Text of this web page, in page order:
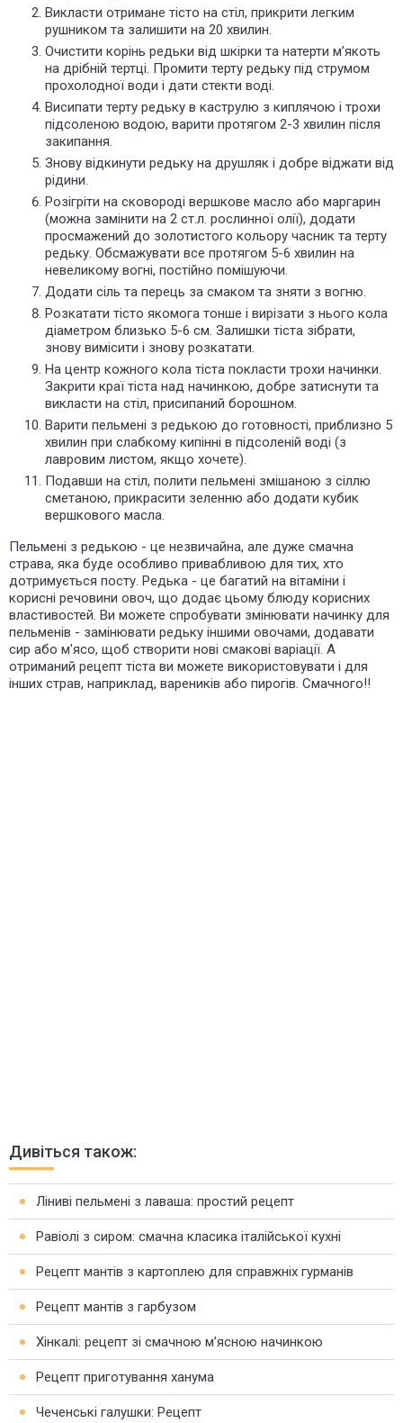
Викласти отримане тісто на стіл, прикрити легким
рушником та залишити на 20 хвилин.
Очистити корінь редьки від шкірки та натерти м’якоть
на дрібній тертці. Промити терту редьку під струмом
прохолодної води і дати стекти воді.
Висипати терту редьку в каструлю з киплячою і трохи
підсоленою водою, варити протягом 2-3 хвилин після
закипання.
Знову відкинути редьку на друшляк і добре віджати від
рідини.
Розігріти на сковороді вершкове масло або маргарин
(можна замінити на 2 ст.л. рослинної олії), додати
просмажений до золотистого кольору часник та терту
редьку. Обсмажувати все протягом 5-6 хвилин на
невеликому вогні, постійно помішуючи.
Додати сіль та перець за смаком та зняти з вогню.
Розкатати тісто якомога тонше і вирізати з нього кола
діаметром близько 5-6 см. Залишки тіста зібрати,
знову вимісити і знову розкатати.
На центр кожного кола тіста покласти трохи начинки.
Закрити краї тіста над начинкою, добре затиснути та
викласти на стіл, присипаний борошном.
Варити пельмені з редькою до готовності, приблизно 5
хвилин при слабкому кипінні в підсоленій воді (з
лавровим листом, якщо хочете).
Подавши на стіл, полити пельмені змішаною з сіллю
сметаною, прикрасити зеленню або додати кубик
вершкового масла.
Пельмені з редькою - це незвичайна, але дуже смачна
страва, яка буде особливо привабливою для тих, хто
дотримується посту. Редька - це багатий на вітаміни і
корисні речовини овоч, що додає цьому блюду корисних
властивостей. Ви можете спробувати змінювати начинку для
пельменів - замінювати редьку іншими овочами, додавати
сир або м'ясо, щоб створити нові смакові варіації. А
отриманий рецепт тіста ви можете використовувати і для
інших страв, наприклад, вареників або пирогів. Смачного!!
Дивіться також:
Ліниві пельмені з лаваша: простий рецепт
Равіолі з сиром: смачна класика італійської кухні
Рецепт мантів з картоплею для справжніх гурманів
Рецепт мантів з гарбузом
Хінкалі: рецепт зі смачною м’ясною начинкою
Рецепт приготування ханума
Чеченські галушки: Рецепт